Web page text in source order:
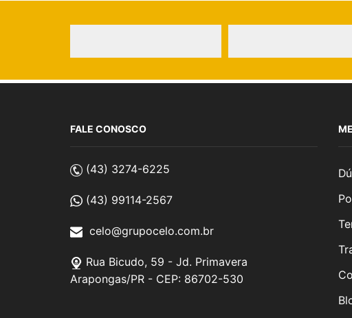
FALE CONOSCO
(43) 3274-6225
(43) 99114-2567
celo@grupocelo.com.br
Rua Bicudo, 59 - Jd. Primavera
Arapongas/PR - CEP: 86702-530